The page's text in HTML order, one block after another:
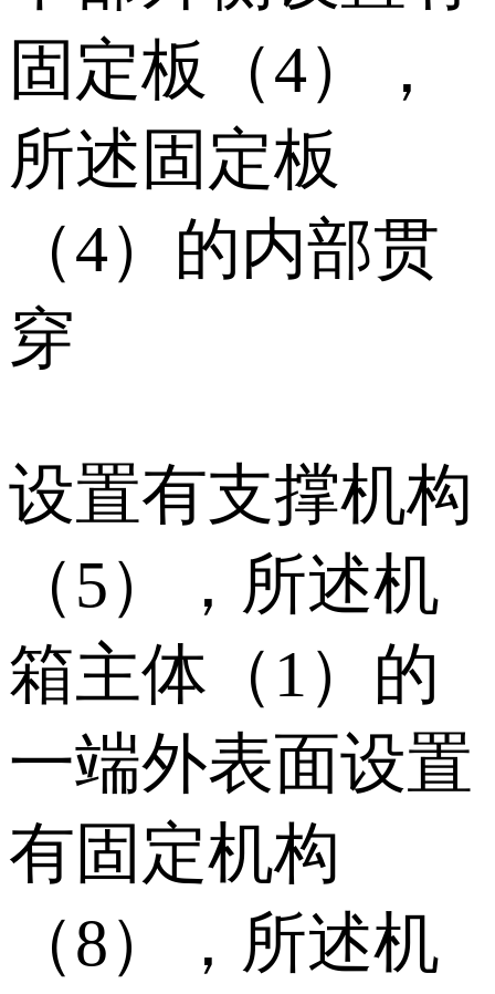
固定板（4），
所述固定板
（4）的内部贯
穿
设置有支撑机构
（5），所述机
箱主体（1）的
一端外表面设置
有固定机构
（8），所述机